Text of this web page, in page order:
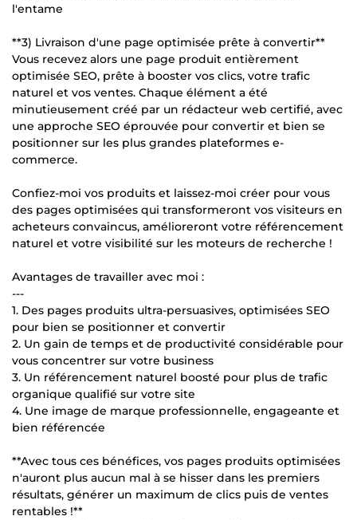
l'entame
**3) Livraison d'une page optimisée prête à convertir**
Vous recevez alors une page produit entièrement
optimisée SEO, prête à booster vos clics, votre trafic
naturel et vos ventes. Chaque élément a été
minutieusement créé par un rédacteur web certifié, avec
une approche SEO éprouvée pour convertir et bien se
positionner sur les plus grandes plateformes e-
commerce.
Confiez-moi vos produits et laissez-moi créer pour vous
des pages optimisées qui transformeront vos visiteurs en
acheteurs convaincus, amélioreront votre référencement
naturel et votre visibilité sur les moteurs de recherche !
Avantages de travailler avec moi :
---
1. Des pages produits ultra-persuasives, optimisées SEO
pour bien se positionner et convertir
2. Un gain de temps et de productivité considérable pour
vous concentrer sur votre business
3. Un référencement naturel boosté pour plus de trafic
organique qualifié sur votre site
4. Une image de marque professionnelle, engageante et
bien référencée
**Avec tous ces bénéfices, vos pages produits optimisées
n'auront plus aucun mal à se hisser dans les premiers
résultats, générer un maximum de clics puis de ventes
rentables !**